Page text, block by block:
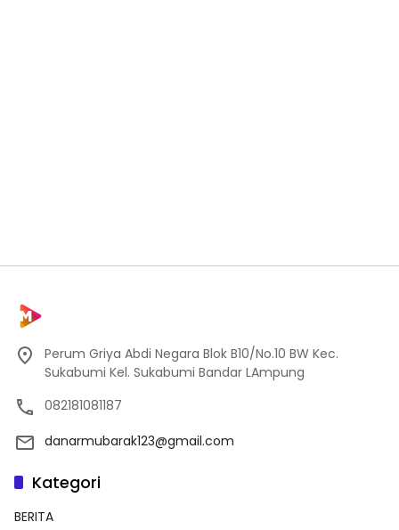
Perum Griya Abdi Negara Blok B10/No.10 BW Kec.
Sukabumi Kel. Sukabumi Bandar LAmpung
082181081187
danarmubarak123@gmail.com
Kategori
BERITA